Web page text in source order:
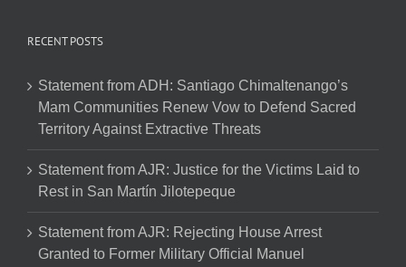
RECENT POSTS
Statement from ADH: Santiago Chimaltenango’s
Mam Communities Renew Vow to Defend Sacred
Territory Against Extractive Threats
Statement from AJR: Justice for the Victims Laid to
Rest in San Martín Jilotepeque
Statement from AJR: Rejecting House Arrest
Granted to Former Military Official Manuel